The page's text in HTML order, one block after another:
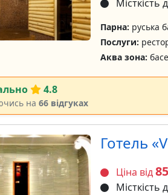
Місткість
Парна: руська
Послуги:
Аква зона:
4.8
на 66 відгуках
Готель
Ціна від
Місткість